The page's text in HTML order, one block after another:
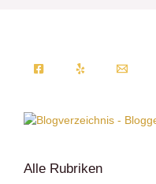
Alle Rubriken